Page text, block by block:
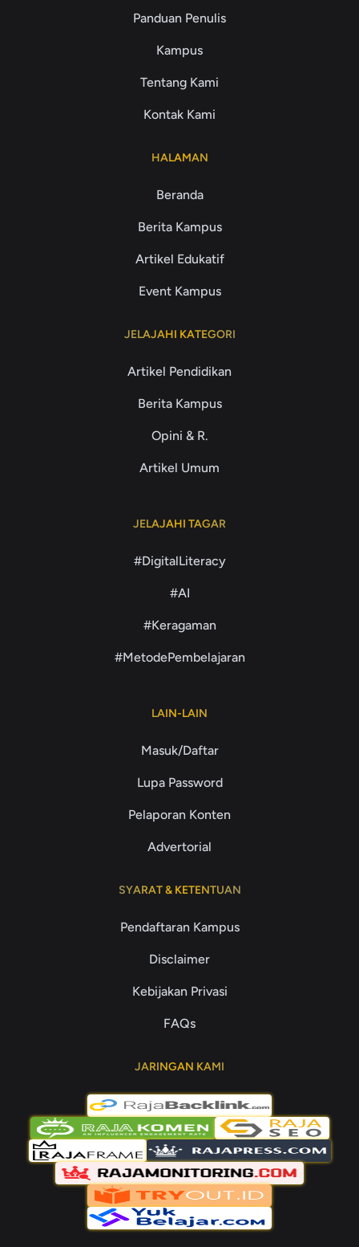
Panduan Penulis
Kampus
Tentang Kami
Kontak Kami
HALAMAN
Beranda
Berita Kampus
Artikel Edukatif
Event Kampus
JELAJAHI KATEGORI
Artikel Pendidikan
Berita Kampus
Opini & R.
Artikel Umum
JELAJAHI TAGAR
#DigitalLiteracy
#AI
#Keragaman
#MetodePembelajaran
LAIN-LAIN
Masuk/Daftar
Lupa Password
Pelaporan Konten
Advertorial
SYARAT & KETENTUAN
Pendaftaran Kampus
Disclaimer
Kebijakan Privasi
FAQs
JARINGAN KAMI